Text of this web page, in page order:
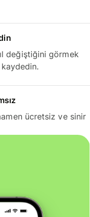
değiştiğini görmek
ücretsiz ve sinir